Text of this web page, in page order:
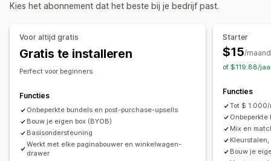
Groothandelsbundels Upsell-bundels
Cross-sell-bundels
Digitale producten
Bundels op maat
Kwantumkortingen
Forfaitaire kortingen
Percentagekortingen
Winkelwagenkortingen
Twee voor de prijs van één
Abonnementen
Bulkprijzen
Groothandelsprijzen
Kies het abonnement dat het beste bij je bedrijf past.
Voor altijd gratis
Gratis te installeren
Perfect voor beginners
Functies
Onbeperkte bundels en post-purchase-upsells
Bouw je eigen box (BYOB)
Basisondersteuning
Werkt met elke paginabouwer en winkelwagen-
drawer
Starter
$15/maand
of $119.88/
Functies
Tot $
Onbeperkte
Mix en
Bouw je